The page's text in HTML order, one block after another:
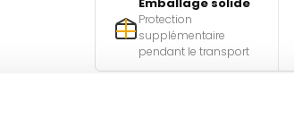
Protection
supplémentaire
pendant le transport